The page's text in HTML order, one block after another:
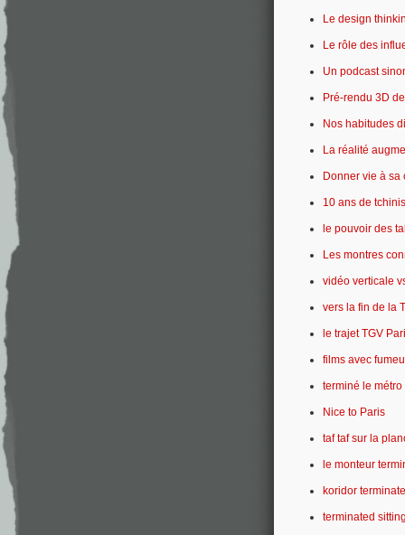
Le design
Le rôle des
Un podcast
Pré-rendu 3D
Nos habitudes
La réalité
Donner vie à sa
10 ans de
le pouvoir des
Les montres
vidéo verticale
vers la fin de la
le trajet TGV
films avec
terminé le
Nice to Paris
taf taf sur la
le monteur
koridor
terminated